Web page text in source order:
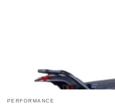
PERFORMANCE